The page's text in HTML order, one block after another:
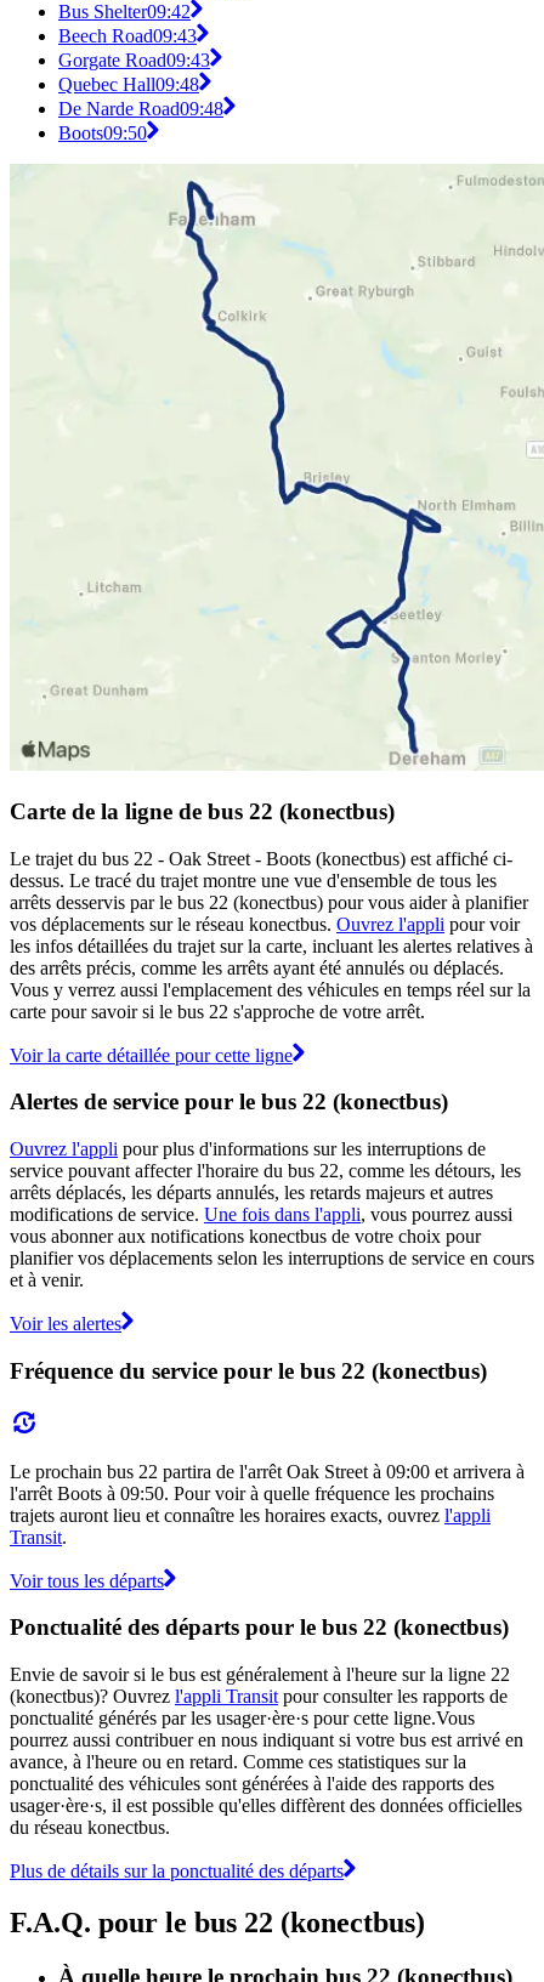
Bus Shelter09:42
Beech Road09:43
Gorgate Road09:43
Quebec Hall09:48
De Narde Road09:48
Boots09:50
Carte de la ligne de bus 22 (konectbus)
Le trajet du bus 22 - Oak Street - Boots (konectbus) est affiché ci-
dessus. Le tracé du trajet montre une vue d'ensemble de tous les
arrêts desservis par le bus 22 (konectbus) pour vous aider à planifier
vos déplacements sur le réseau konectbus. Ouvrez l'appli pour voir
les infos détaillées du trajet sur la carte, incluant les alertes relatives à
des arrêts précis, comme les arrêts ayant été annulés ou déplacés.
Vous y verrez aussi l'emplacement des véhicules en temps réel sur la
carte pour savoir si le bus 22 s'approche de votre arrêt.
Voir la carte détaillée pour cette ligne
Alertes de service pour le bus 22 (konectbus)
Ouvrez l'appli pour plus d'informations sur les interruptions de
service pouvant affecter l'horaire du bus 22, comme les détours, les
arrêts déplacés, les départs annulés, les retards majeurs et autres
modifications de service. Une fois dans l'appli, vous pourrez aussi
vous abonner aux notifications konectbus de votre choix pour
planifier vos déplacements selon les interruptions de service en cours
et à venir.
Voir les alertes
Fréquence du service pour le bus 22 (konectbus)
Le prochain bus 22 partira de l'arrêt Oak Street à 09:00 et arrivera à
l'arrêt Boots à 09:50. Pour voir à quelle fréquence les prochains
trajets auront lieu et connaître les horaires exacts, ouvrez l'appli
Transit.
Voir tous les départs
Ponctualité des départs pour le bus 22 (konectbus)
Envie de savoir si le bus est généralement à l'heure sur la ligne 22
(konectbus)? Ouvrez l'appli Transit pour consulter les rapports de
ponctualité générés par les usager·ère·s pour cette ligne.Vous
pourrez aussi contribuer en nous indiquant si votre bus est arrivé en
avance, à l'heure ou en retard. Comme ces statistiques sur la
ponctualité des véhicules sont générées à l'aide des rapports des
usager·ère·s, il est possible qu'elles diffèrent des données officielles
du réseau konectbus.
Plus de détails sur la ponctualité des départs
F.A.Q. pour le bus 22 (konectbus)
À quelle heure le prochain bus 22 (konectbus)